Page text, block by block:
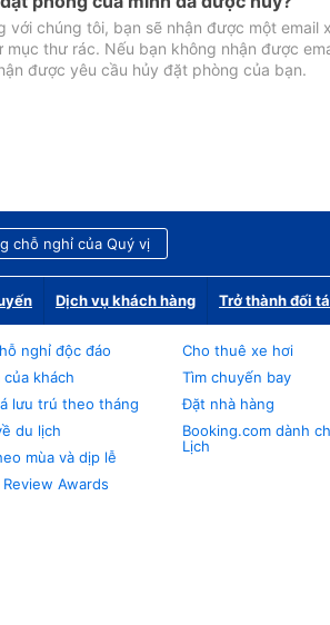
với chúng tôi, bạn sẽ nhận được một email
thư rác. Nếu bạn không nhận được
được yêu cầu hủy đặt phòng của bạn.
chỗ nghỉ của Quý vị
Dịch vụ khách hàng Trở thành đối
nghỉ độc đáo
khách
lưu trú theo tháng
du lịch
mùa và dịp lễ
Awards
Cho thuê xe hơi
Tìm chuyến bay
Đặt nhà hàng
Booking.com dành
Lịch